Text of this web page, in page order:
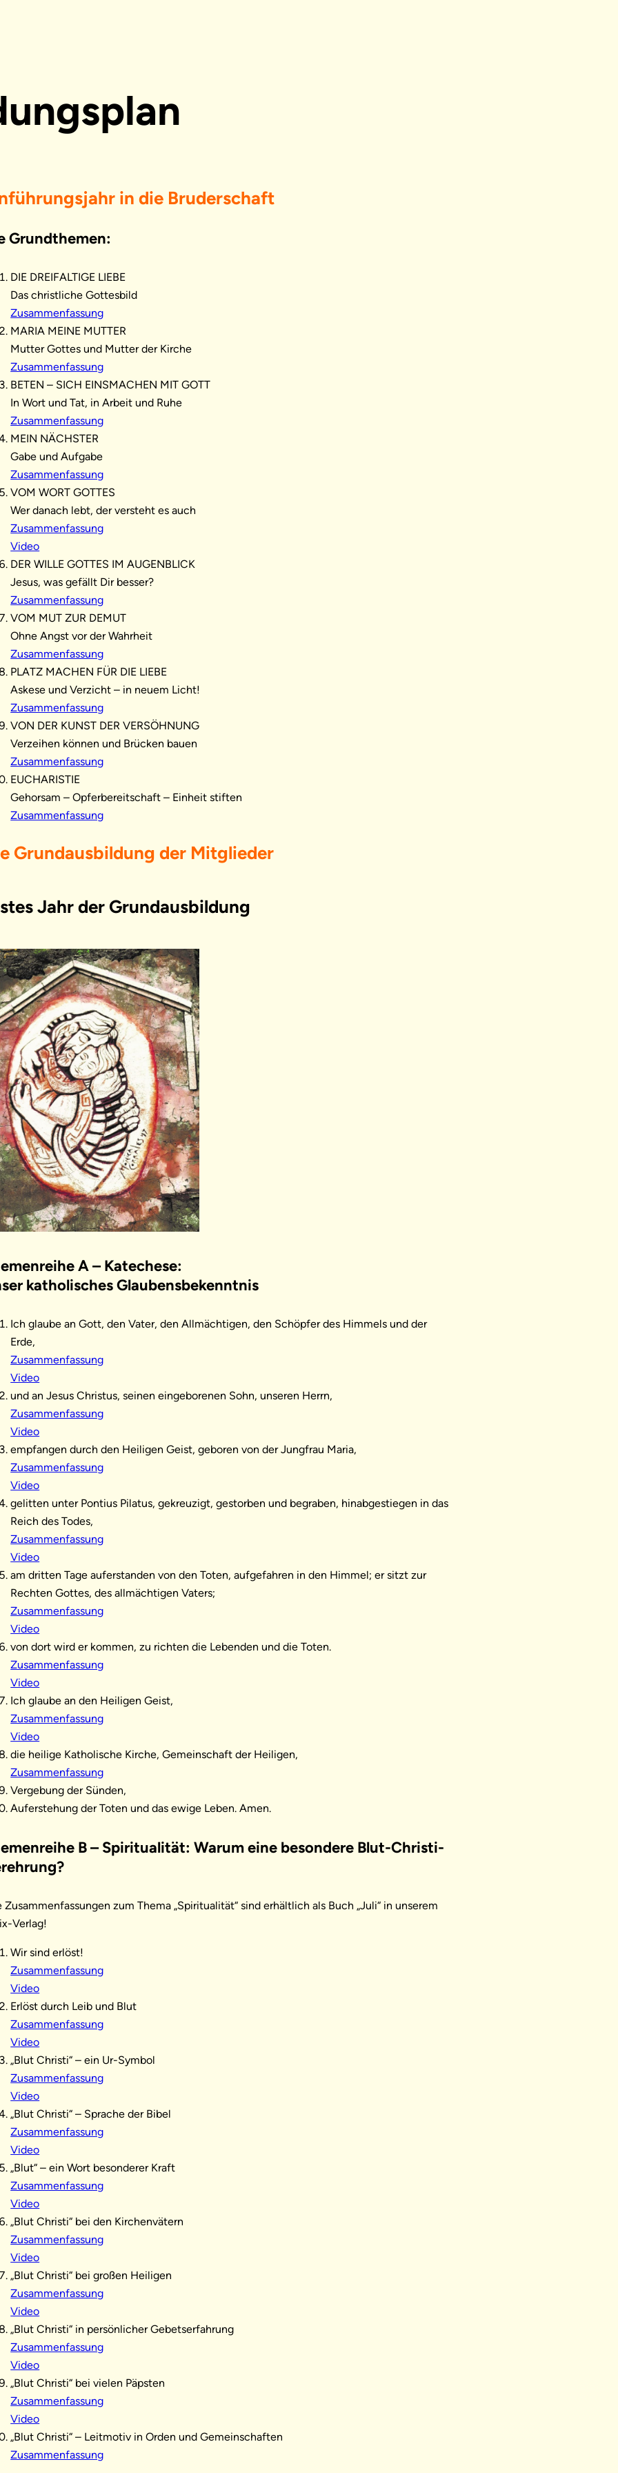
in die Bruderschaft
Grundthemen:
DIE DREIFALTIGE LIEBE
Das christliche Gottesbild
Zusammenfassung
MARIA MEINE MUTTER
Mutter Gottes und Mutter der Kirche
Zusammenfassung
BETEN – SICH EINSMACHEN MIT GOTT
In Wort und Tat, in Arbeit und Ruhe
Zusammenfassung
MEIN NÄCHSTER
Gabe und Aufgabe
Zusammenfassung
VOM WORT GOTTES
Wer danach lebt, der versteht es auch
Zusammenfassung
Video
DER WILLE GOTTES IM AUGENBLICK
Jesus, was gefällt Dir besser?
Zusammenfassung
VOM MUT ZUR DEMUT
Ohne Angst vor der Wahrheit
Zusammenfassung
PLATZ MACHEN FÜR DIE LIEBE
Askese und Verzicht – in neuem Licht!
Zusammenfassung
VON DER KUNST DER VERSÖHNUNG
Verzeihen können und Brücken bauen
Zusammenfassung
EUCHARISTIE
Gehorsam – Opferbereitschaft – Einheit stiften
Zusammenfassung
Grundausbildung der Mitglieder
Jahr der Grundausbildung
A – Katechese:
katholisches Glaubensbekenntnis
Ich glaube an Gott, den Vater, den Allmächtigen, den Schöpfer des Himmels und der
Erde,
Zusammenfassung
Video
und an Jesus Christus, seinen eingeborenen Sohn, unseren Herrn,
Zusammenfassung
Video
empfangen durch den Heiligen Geist, geboren von der Jungfrau Maria,
Zusammenfassung
Video
gelitten unter Pontius Pilatus, gekreuzigt, gestorben und begraben, hinabgestiegen in das
Reich des Todes,
Zusammenfassung
Video
am dritten Tage auferstanden von den Toten, aufgefahren in den Himmel; er sitzt zur
Rechten Gottes, des allmächtigen Vaters;
Zusammenfassung
Video
von dort wird er kommen, zu richten die Lebenden und die Toten.
Zusammenfassung
Video
Ich glaube an den Heiligen Geist,
Zusammenfassung
Video
die heilige Katholische Kirche, Gemeinschaft der Heiligen,
Zusammenfassung
Vergebung der Sünden,
Auferstehung der Toten und das ewige Leben. Amen.
B – Spiritualität: Warum eine besondere Blut-Christi-
Zusammenfassungen zum Thema „Spiritualität“ sind erhältlich als Buch „Juli“ in unserem
Verlag!
Wir sind erlöst!
Zusammenfassung
Video
Erlöst durch Leib und Blut
Zusammenfassung
Video
„Blut Christi“ – ein Ur-Symbol
Zusammenfassung
Video
„Blut Christi“ – Sprache der Bibel
Zusammenfassung
Video
„Blut“ – ein Wort besonderer Kraft
Zusammenfassung
Video
„Blut Christi“ bei den Kirchenvätern
Zusammenfassung
Video
„Blut Christi“ bei großen Heiligen
Zusammenfassung
Video
„Blut Christi“ in persönlicher Gebetserfahrung
Zusammenfassung
Video
„Blut Christi“ bei vielen Päpsten
Zusammenfassung
Video
„Blut Christi“ – Leitmotiv in Orden und Gemeinschaften
Zusammenfassung